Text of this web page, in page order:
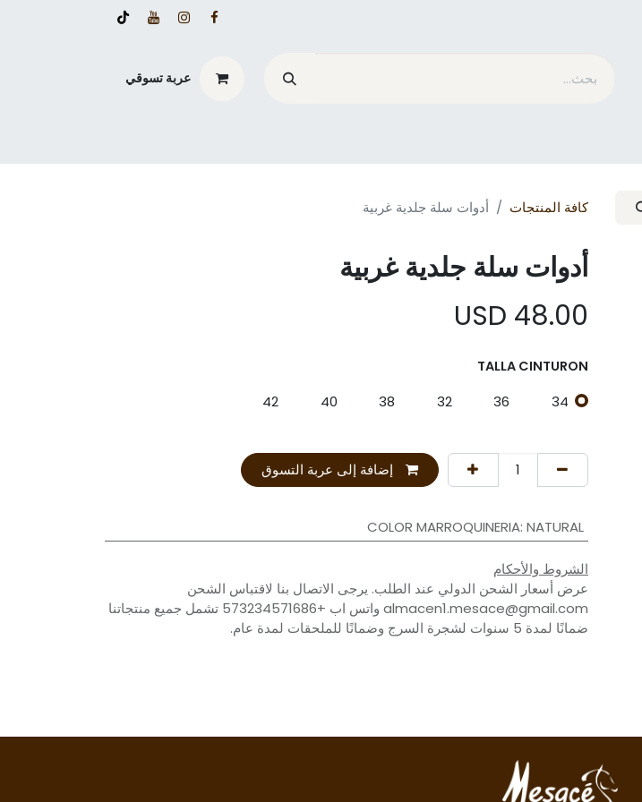
عربة تسوقي
كافة المنتجات أدوات سلة جلدية غربية
أدوات سلة جلدية غربية
USD 48.00
TALLA CINTURON
34
36
32
38
40
42
إضافة إلى عربة التسوق
COLOR MARROQUINERIA:NATURAL
الشروط والأحكام
عرض أسعار الشحن الدولي عند الطلب. يرجى الاتصال بنا لاقتباس الشحن
almacen1.mesace@gmail.com واتس اب +573234571686 تشمل جميع منتجاتنا
ضمانًا لمدة 5 سنوات لشجرة السرج وضمانًا للملحقات لمدة عام.